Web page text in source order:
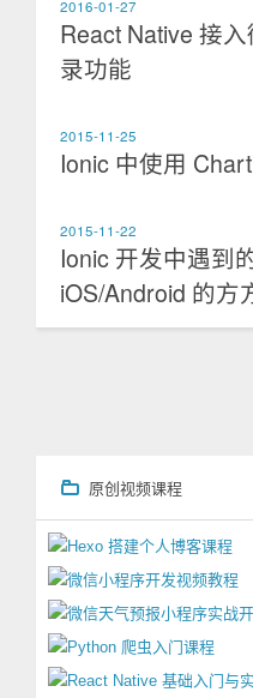
2016-01-27
React Native 接
录功能
2015-11-25
Ionic 中使用
2015-11-22
Ionic 开发中遇到
iOS/Android 的方
原创视频课程